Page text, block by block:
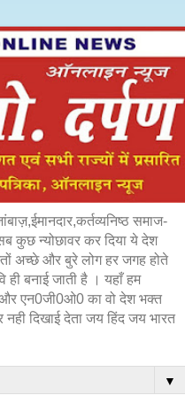
समाज-
कुछ न्योछावर कर दिया ये देश
अच्छे और बुरे लोग हर जगह होते
बनाई जाती है । यहाँ हम
एन0जी0ओ0 का वो देश भक्त
नही दिखाई देता जय हिंद जय भारत
▼